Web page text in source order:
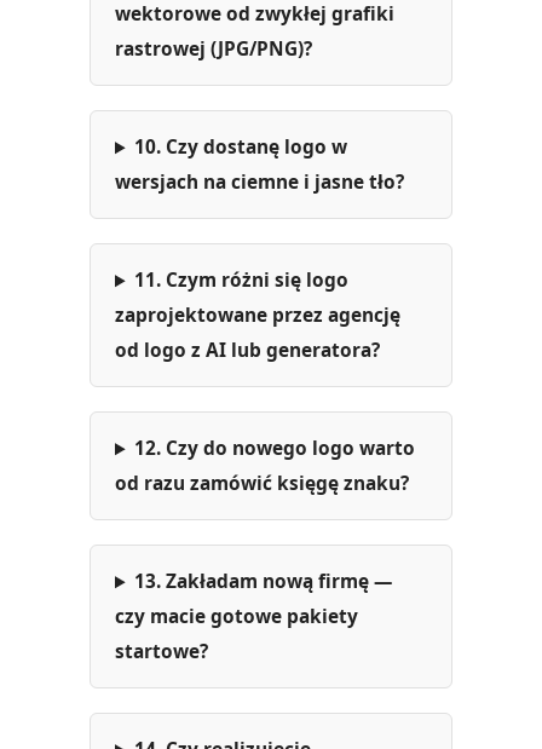
wektorowe od zwykłej grafiki
rastrowej (JPG/PNG)?
10. Czy dostanę logo w
wersjach na ciemne i jasne tło?
11. Czym różni się logo
zaprojektowane przez agencję
od logo z AI lub generatora?
12. Czy do nowego logo warto
od razu zamówić księgę znaku?
13. Zakładam nową firmę —
czy macie gotowe pakiety
startowe?